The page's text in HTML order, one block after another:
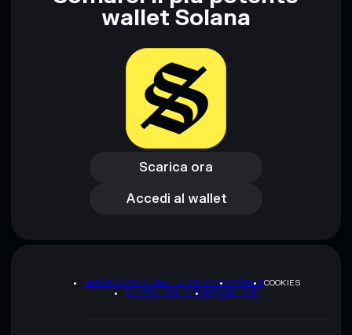
Disclaimer: Queste informazioni hanno esclusivamente scopi
Informati sempre autonomamente. Dati forniti da
wallet Solana
Scarica ora
Scarica ora
Accedi al wallet
Accedi al wallet
INFORMATIVA SULLA PRIVACYTERMSCOOKIES
MAPPA DEL SITOBRAND KIT